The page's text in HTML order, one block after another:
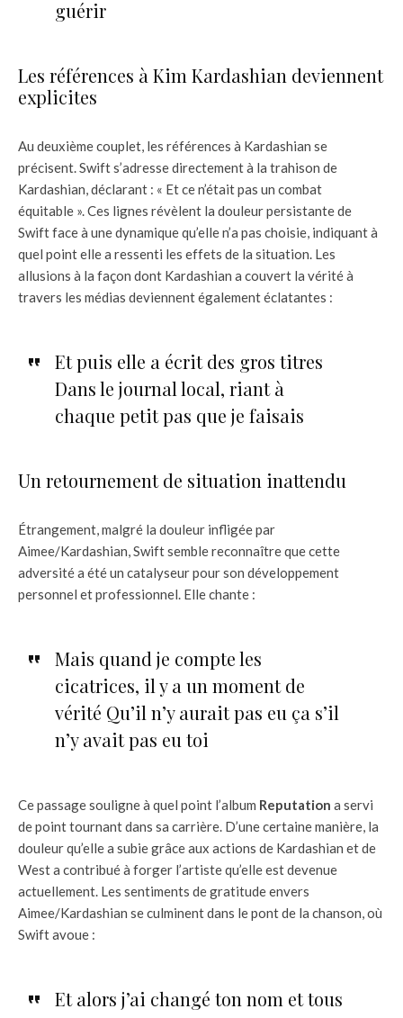
guérir
Les références à Kim Kardashian deviennent
explicites
Au deuxième couplet, les références à Kardashian se
précisent. Swift s’adresse directement à la trahison de
Kardashian, déclarant : « Et ce n’était pas un combat
équitable ». Ces lignes révèlent la douleur persistante de
Swift face à une dynamique qu’elle n’a pas choisie, indiquant à
quel point elle a ressenti les effets de la situation. Les
allusions à la façon dont Kardashian a couvert la vérité à
travers les médias deviennent également éclatantes :
Et puis elle a écrit des gros titres
Dans le journal local, riant à
chaque petit pas que je faisais
Un retournement de situation inattendu
Étrangement, malgré la douleur infligée par
Aimee/Kardashian, Swift semble reconnaître que cette
adversité a été un catalyseur pour son développement
personnel et professionnel. Elle chante :
Mais quand je compte les
cicatrices, il y a un moment de
vérité Qu’il n’y aurait pas eu ça s’il
n’y avait pas eu toi
Ce passage souligne à quel point l’album Reputation a servi
de point tournant dans sa carrière. D’une certaine manière, la
douleur qu’elle a subie grâce aux actions de Kardashian et de
West a contribué à forger l’artiste qu’elle est devenue
actuellement. Les sentiments de gratitude envers
Aimee/Kardashian se culminent dans le pont de la chanson, où
Swift avoue :
Et alors j’ai changé ton nom et tous